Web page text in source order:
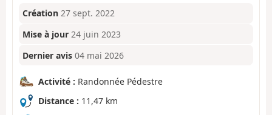
Création 27 sept. 2022
Mise à jour 24 juin 2023
Dernier avis 04 mai 2026
Activité : Randonnée Pédestre
Distance : 11,47 km